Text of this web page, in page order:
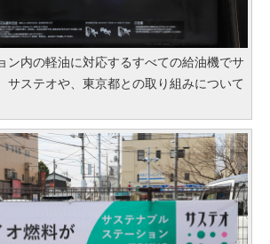
ン内の軽油に対応するすべての給油機でサ
サステオや、東京都との取り組みについて